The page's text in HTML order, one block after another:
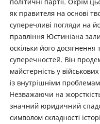
як правителя на основі
суперечливі погляди на
правління Юстиніана
оскільки його досягнення
суперечностей. Він
майстерність у
із внутрішніми
Незважаючи на
значний юридичний
символом складності